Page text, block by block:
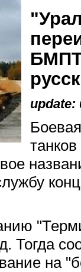
update:
Тогда
на